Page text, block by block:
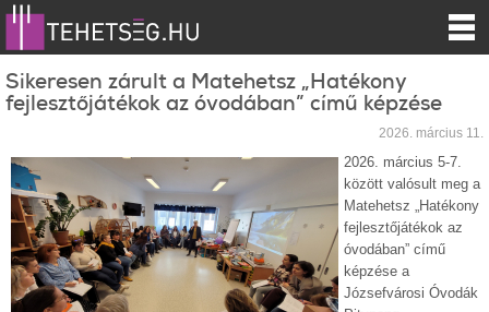
Sikeresen zárult a Matehetsz „Hatékony
fejlesztőjátékok az óvodában” című képzése
2026. március 11.
2026. március 5-7.
között valósult meg a
Matehetsz „Hatékony
fejlesztőjátékok az
óvodában” című
képzése a
Józsefvárosi Óvodák